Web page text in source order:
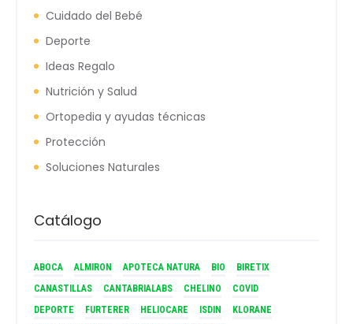
Cuidado del Bebé
Deporte
Ideas Regalo
Nutrición y Salud
Ortopedia y ayudas técnicas
Protección
Soluciones Naturales
Catálogo
ABOCA ALMIRON APOTECA NATURA BIO
BIRETIX
CANASTILLAS
CANTABRIALABS CHELINO
COVID
DEPORTE
FURTERER HELIOCARE ISDIN
KLORANE